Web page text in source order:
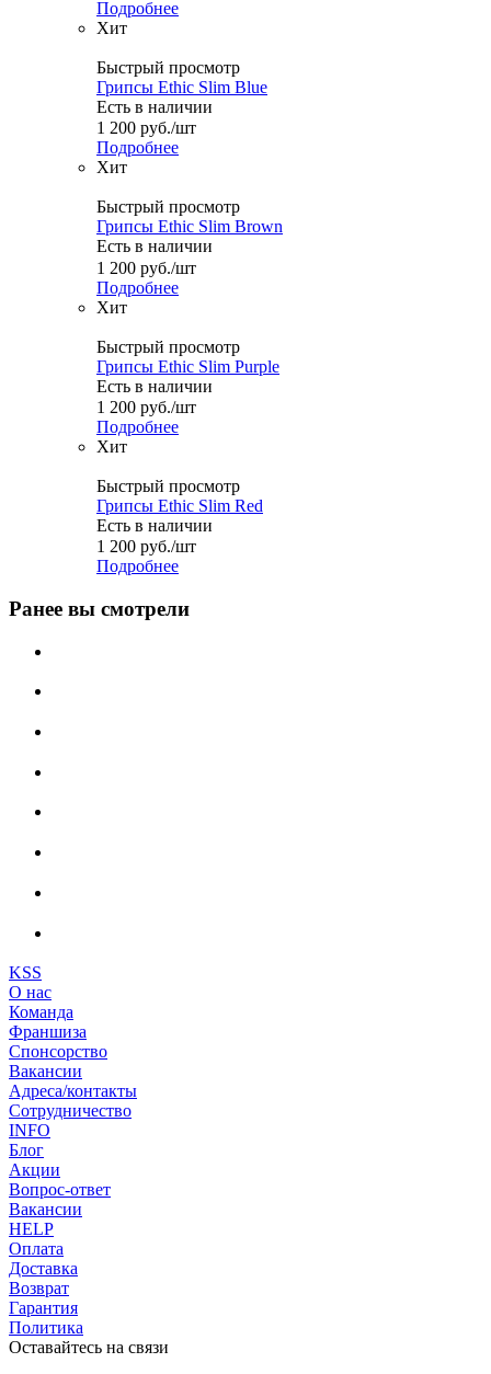
Подробнее
Хит
Быстрый просмотр
Грипсы Ethic Slim Blue
Есть в наличии
1 200 руб./шт
Подробнее
Хит
Быстрый просмотр
Грипсы Ethic Slim Brown
Есть в наличии
1 200 руб./шт
Подробнее
Хит
Быстрый просмотр
Грипсы Ethic Slim Purple
Есть в наличии
1 200 руб./шт
Подробнее
Хит
Быстрый просмотр
Грипсы Ethic Slim Red
Есть в наличии
1 200 руб./шт
Подробнее
Ранее вы смотрели
KSS
О нас
Команда
Франшиза
Спонсорство
Вакансии
Адреса/контакты
Сотрудничество
INFO
Блог
Акции
Вопрос-ответ
Вакансии
HELP
Оплата
Доставка
Возврат
Гарантия
Политика
Оставайтесь на связи